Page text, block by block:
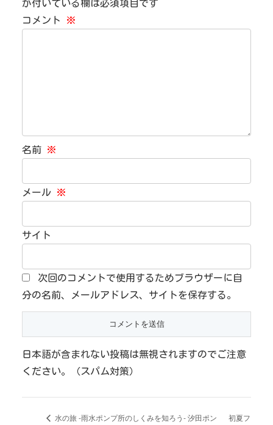
が付いている欄は必須項目です
コメント
※
名前 ※
メール ※
サイト
次回のコメントで使用するためブラウザーに自
分の名前、メールアドレス、サイトを保存する。
日本語が含まれない投稿は無視されますのでご注意
ください。（スパム対策）
水の旅 -雨水ポンプ所のしくみを知ろう- 汐田ポン
初夏フ